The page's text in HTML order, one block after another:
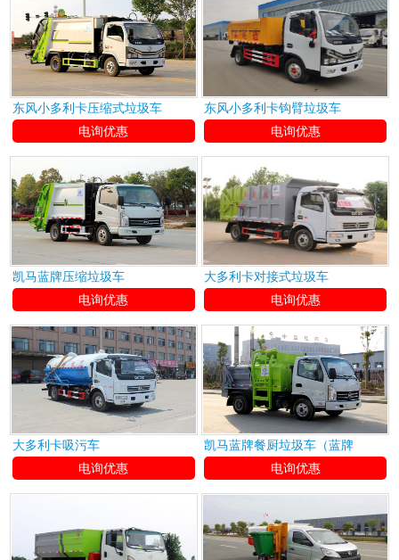
东风小多利卡压缩式垃圾车
电询优惠
东风小多利卡钩臂垃圾车
电询优惠
凯马蓝牌压缩垃圾车
电询优惠
大多利卡对接式垃圾车
电询优惠
大多利卡吸污车
电询优惠
凯马蓝牌餐厨垃圾车（蓝牌
电询优惠